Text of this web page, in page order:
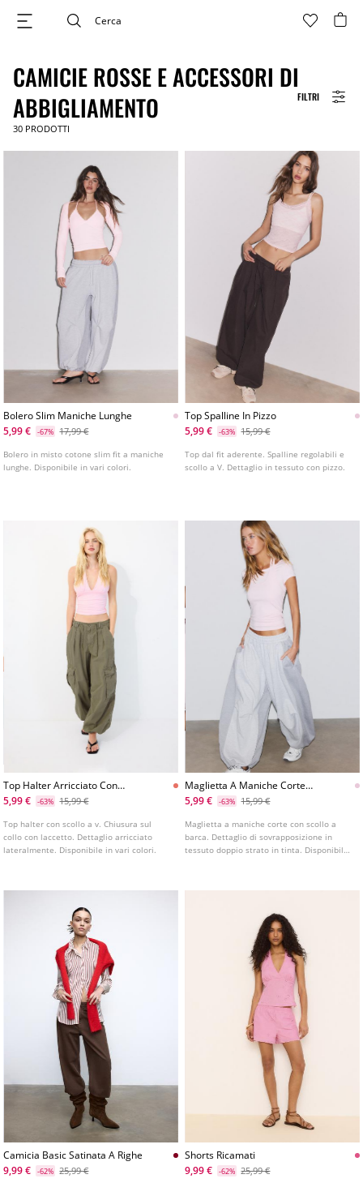
FILTRI
CAMICIE ROSSE E ACCESSORI DI
ABBIGLIAMENTO
30 PRODOTTI
Bolero Slim Maniche Lunghe
5,99 €
-67% 17,99 €
Bolero in misto cotone slim fit a maniche
lunghe. Disponibile in vari colori.
Top Spalline In Pizzo
5,99 €
-63% 15,99 €
Top dal fit aderente. Spalline regolabili e
scollo a V. Dettaglio in tessuto con pizzo.
Top Halter Arricciato Con
Fiocco Al Collo
5,99 € -63% 15,99 €
Top halter con scollo a v. Chiusura sul
collo con laccetto. Dettaglio arricciato
lateralmente. Disponibile in vari colori.
Maglietta A Maniche Corte
Doppio Strato
5,99 € -63% 15,99 €
Maglietta a maniche corte con scollo a
barca. Dettaglio di sovrapposizione in
tessuto doppio strato in tinta. Disponibile
Camicia Basic Satinata A Righe
9,99 €
-62% 25,99 €
Shorts Ricamati
9,99 €
-62% 25,99 €